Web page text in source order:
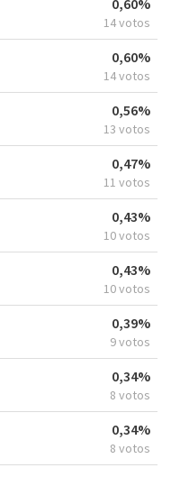
0,60%
14 votos
0,60%
14 votos
0,56%
13 votos
0,47%
11 votos
0,43%
10 votos
0,43%
10 votos
0,39%
9 votos
0,34%
8 votos
0,34%
8 votos